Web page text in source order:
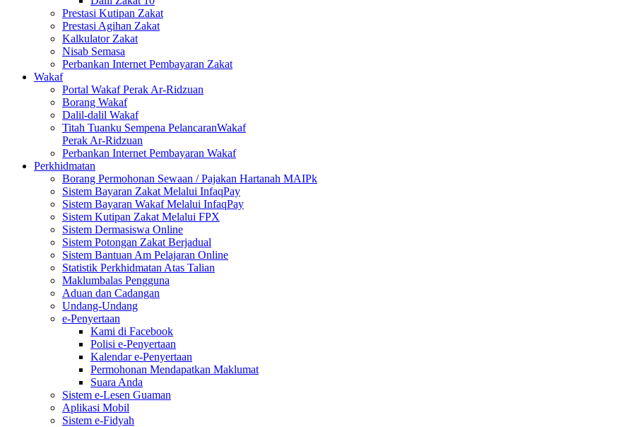
Prestasi Kutipan Zakat
Prestasi Agihan Zakat
Kalkulator Zakat
Nisab Semasa
Perbankan Internet Pembayaran Zakat
Wakaf
Portal Wakaf Perak Ar-Ridzuan
Borang Wakaf
Dalil-dalil Wakaf
Titah Tuanku Sempena PelancaranWakaf
Perak Ar-Ridzuan
Perbankan Internet Pembayaran Wakaf
Perkhidmatan
Borang Permohonan Sewaan / Pajakan Hartanah MAIPk
Sistem Bayaran Zakat Melalui InfaqPay
Sistem Bayaran Wakaf Melalui InfaqPay
Sistem Kutipan Zakat Melalui FPX
Sistem Dermasiswa Online
Sistem Potongan Zakat Berjadual
Sistem Bantuan Am Pelajaran Online
Statistik Perkhidmatan Atas Talian
Maklumbalas Pengguna
Aduan dan Cadangan
Undang-Undang
e-Penyertaan
Kami di Facebook
Polisi e-Penyertaan
Kalendar e-Penyertaan
Permohonan Mendapatkan Maklumat
Suara Anda
Sistem e-Lesen Guaman
Aplikasi Mobil
Sistem e-Fidyah